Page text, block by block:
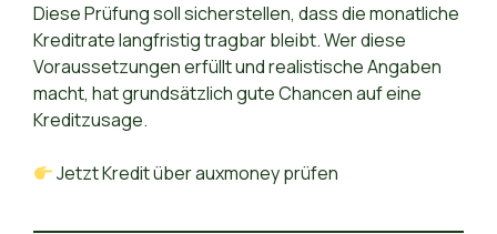
Diese Prüfung soll sicherstellen, dass die monatliche
Kreditrate langfristig tragbar bleibt. Wer diese
Voraussetzungen erfüllt und realistische Angaben
macht, hat grundsätzlich gute Chancen auf eine
Kreditzusage.
Jetzt Kredit über auxmoney prüfen